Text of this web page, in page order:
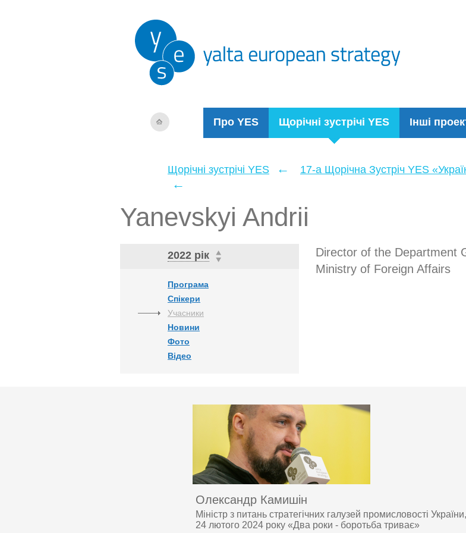
Про YES Щорічні зустрічі YES Інші
Щорічні зустрічі YES ← 17-а Щорічна Зустріч YES
←
Yanevskyi Andrii
2022 рік
Програма
Спікери
Учасники
Новини
Фото
Відео
Director of the Department
Ministry of Foreign Affairs
Олександр Камишін
Міністр з питань стратегічних галузей промисловості
24 лютого 2024 року «Два роки - боротьба триває»